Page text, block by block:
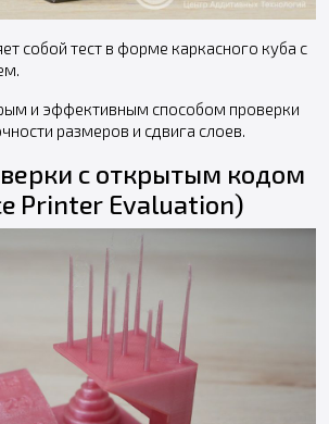
собой тест в форме каркасного куба с
и эффективным способом проверки
размеров и сдвига слоев.
с открытым кодом
Printer Evaluation)